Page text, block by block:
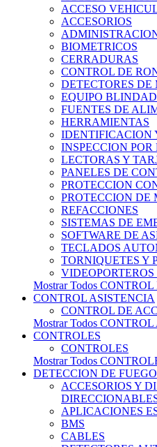
ACCESO
ACCESORIOS
BIOMETRICOS
CERRADURAS
CONTROL DE
DETECTORES DE
EQUIPO
FUENTES DE
HERRAMIENTAS
IDENTIFICACION
INSPECCION
LECTORAS Y
PANELES DE
PROTECCION
PROTECCION DE
REFACCIONES
SISTEMAS DE
SOFTWARE DE
TECLADOS
TORNIQUETES Y
Mostrar Todos
CONTROL ASISTENCIA
CONTROL DE
Mostrar Todos
CONTROLES
CONTROLES
Mostrar Todos
DETECCION DE FUEGO
ACCESORIOS Y
APLICACIONES
BMS
CABLES